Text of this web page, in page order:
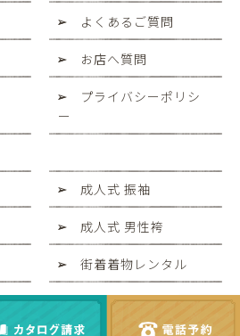
よくあるご質問
お店へ質問
プライバシーポリシ
ー
成人式 振袖
成人式 男性袴
街着着物レンタル